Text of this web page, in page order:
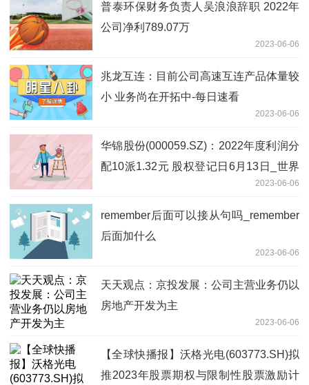
普泰环保财务负责人吴浪浪辞职 2022年
公司净利789.07万
2023-06-06
兆龙互连：目前公司高速互连产品体量较
小 业务尚在开拓中-每日速看
2023-06-06
华锦股份(000059.SZ)：2022年度利润分
配10派1.32元 股权登记日6月13日_世界
2023-06-06
remember后面可以接从句吗_remember
后面加什么
2023-06-06
天天观点：京投发展：公司主营业务仍以
房地产开发为主
2023-06-06
【全球快播报】沃格光电(603773.SH)拟
推2023年股票期权与限制性股票激励计